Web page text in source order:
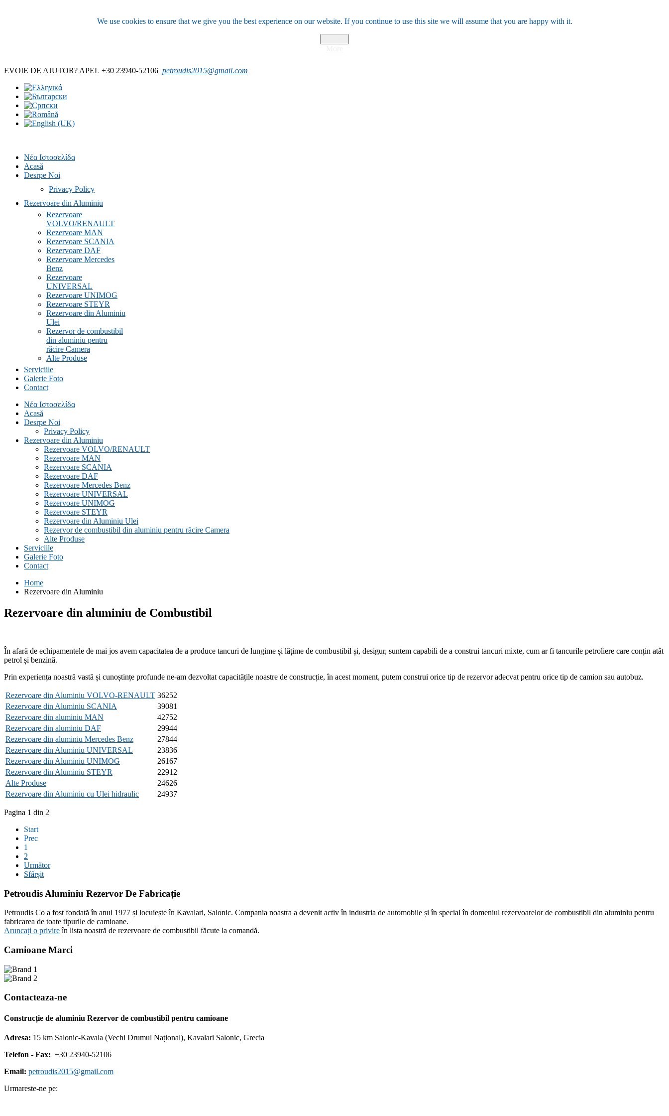
We use cookies to ensure that we give you the best experience on our website. If you continue to use this site we will assume that you are happy with it.
EVOIE DE AJUTOR? APEL +30 23940-52106 petroudis2015@gmail.com
Νέα Ιστοσελίδα
Acasă
Desrpe Noi
Privacy Policy
Rezervoare din Aluminiu
Rezervoare
VOLVO/RENAULT
Rezervoare MAN
Rezervoare SCANIA
Rezervoare DAF
Rezervoare Mercedes
Benz
Rezervoare
UNIVERSAL
Rezervoare UNIMOG
Rezervoare STEYR
Rezervoare din Aluminiu
Ulei
Rezervor de combustibil
din aluminiu pentru
răcire Camera
Alte Produse
Serviciile
Galerie Foto
Contact
Νέα Ιστοσελίδα
Acasă
Desrpe Noi
Privacy Policy
Rezervoare din Aluminiu
Rezervoare VOLVO/RENAULT
Rezervoare MAN
Rezervoare SCANIA
Rezervoare DAF
Rezervoare Mercedes Benz
Rezervoare UNIVERSAL
Rezervoare UNIMOG
Rezervoare STEYR
Rezervoare din Aluminiu Ulei
Rezervor de combustibil din aluminiu pentru răcire Camera
Alte Produse
Serviciile
Galerie Foto
Contact
Home
Rezervoare din Aluminiu
Rezervoare din aluminiu de Combustibil
În afară de echipamentele de mai jos avem capacitatea de a produce tancuri de lungime și lățime de combustibil și, desigur, suntem capabili de a construi tancuri mixte, cum ar fi tancurile petroliere care conțin atât
petrol și benzină.
Prin experiența noastră vastă și cunoștințe profunde ne-am dezvoltat capacitățile noastre de construcție, în acest moment, putem construi orice tip de rezervor adecvat pentru orice tip de camion sau autobuz.
Rezervoare din Aluminiu VOLVO-RENAULT 36252
Rezervoare din Aluminiu SCANIA
39081
Rezervoare din aluminiu MAN
42752
Rezervoare din aluminiu DAF
29944
Rezervoare din aluminiu Mercedes Benz
27844
Rezervoare din Aluminiu UNIVERSAL
23836
Rezervoare din Aluminiu UNIMOG
26167
Rezervoare din Aluminiu STEYR
22912
Alte Produse
24626
Rezervoare din Aluminiu cu Ulei hidraulic
24937
Pagina 1 din 2
Start
Prec
1
2
Următor
Sfârșit
Petroudis Aluminiu Rezervor De Fabricație
Petroudis Co a fost fondată în anul 1977 și locuiește în Kavalari, Salonic. Compania noastra a devenit activ în industria de automobile și în special în domeniul rezervoarelor de combustibil din aluminiu pentru
fabricarea de toate tipurile de camioane.
Aruncați o privireîn lista noastră de rezervoare de combustibil făcute la comandă.
Camioane Marci
Contacteaza-ne
Construcție de aluminiu Rezervor de combustibil pentru camioane
Adresa: 15 km Salonic-Kavala (Vechi Drumul Național), Kavalari Salonic, Grecia
Telefon - Fax: +30 23940-52106
Email: petroudis2015@gmail.com
Urmareste-ne pe: